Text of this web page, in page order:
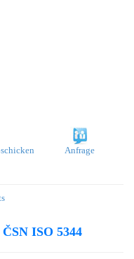
Anfrage
ISO 5344